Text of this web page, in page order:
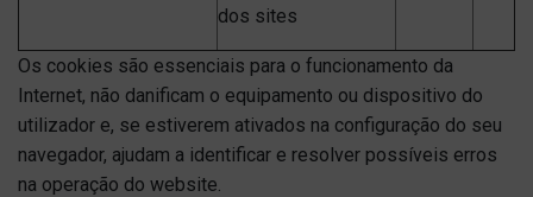
dos sites
Os cookies são essenciais para o funcionamento da
Internet, não danificam o equipamento ou dispositivo do
utilizador e, se estiverem ativados na configuração do seu
navegador, ajudam a identificar e resolver possíveis erros
na operação do website.